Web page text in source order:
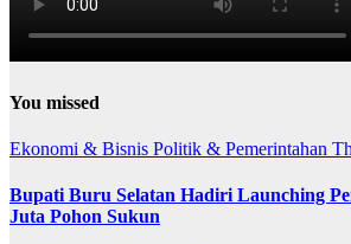
You missed
Ekonomi & Bisnis Politik & Pemerintahan
Bupati Buru Selatan Hadiri Launching
Juta Pohon Sukun